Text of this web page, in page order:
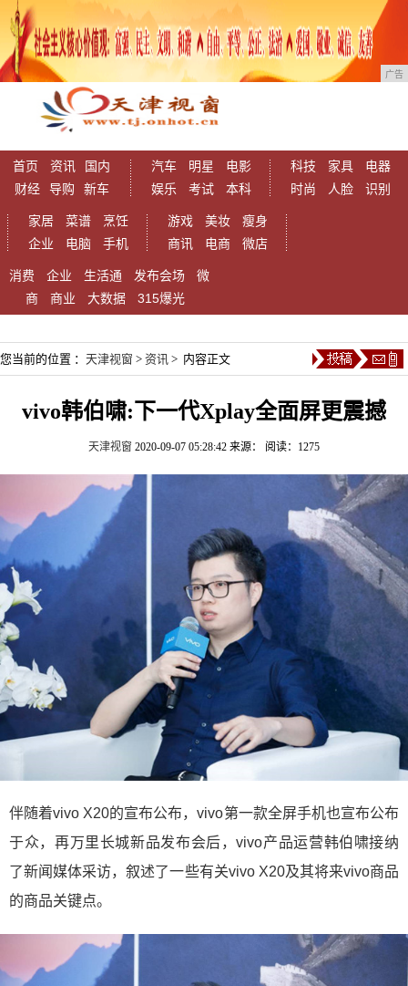
广告
首页 资讯
国内
财经
导购 新车
汽车 明星
电影
娱乐
考试 本科
科技 家具
电器
时尚
人脸 识别
家居 菜谱
烹饪
企业
电脑 手机
游戏 美妆
瘦身
商讯
电商 微店
消费 企业 生活通 发布会场
微
商
商业 大数据 315爆光
您当前的位置 ： 天津视窗 > 资讯 > 内容正文
vivo韩伯啸:下一代Xplay全面屏更震撼
天津视窗 2020-09-07 05:28:42 来源： 阅读：1275
伴随着vivo X20的宣布公布，vivo第一款全屏手机也宣布公布
于众，再万里长城新品发布会后，vivo产品运营韩伯啸接纳
了新闻媒体采访，叙述了一些有关vivo X20及其将来vivo商品
的商品关键点。